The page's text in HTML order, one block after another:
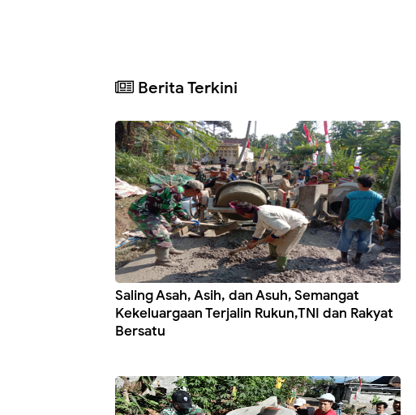
Berita Terkini
Saling Asah, Asih, dan Asuh, Semangat
Kekeluargaan Terjalin Rukun,TNI dan Rakyat
Bersatu